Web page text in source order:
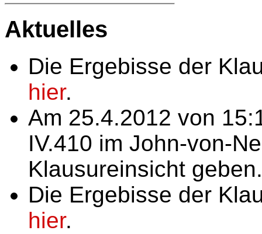
Aktuelles
Die Ergebisse der
hier.
Am 25.4.2012 von
IV.410 im John-von-
Klausureinsicht geben.
Die Ergebisse der
hier.